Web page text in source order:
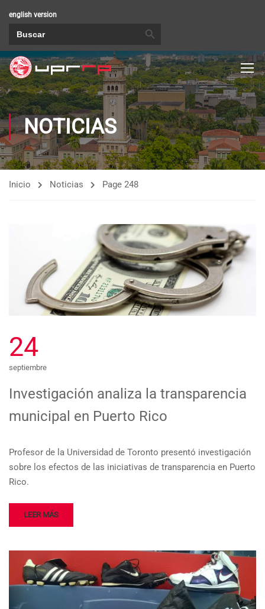
english version
NOTICIAS
Inicio Noticias Page 248
24
septiembre
Investigación analiza la transparencia
municipal en Puerto Rico
Profesor de la Universidad de Toronto presentó investigación
sobre los efectos de las iniciativas de transparencia en Puerto
Rico.
LEER MÁS